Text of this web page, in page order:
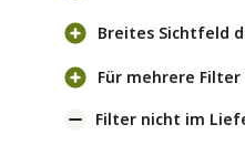
Breites Sichtfeld
Für mehrere
Filter nicht im